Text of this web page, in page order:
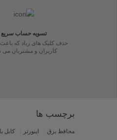
تسویه حساب سریع
حذف کلیک های زیاد که
کاربران و مشتریان می
برچسب ها
محافظ برق اینورتر کابل